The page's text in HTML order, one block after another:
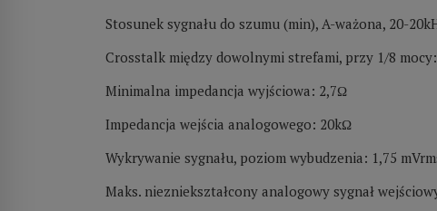
Stosunek sygnału do szumu (min), A-ważona, 20-
Crosstalk między dowolnymi strefami, przy 1/8 mocy:
Minimalna impedancja wyjściowa: 2,7Ω
Impedancja wejścia analogowego: 20kΩ
Wykrywanie sygnału, poziom wybudzenia: 1,75
Maks. niezniekształcony analogowy sygnał